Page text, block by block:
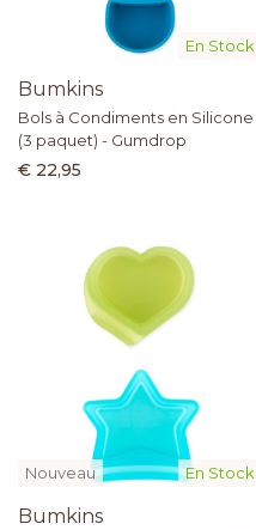
En Stock
Bumkins
Bols à Condiments en Silicone
(3 paquet) - Gumdrop
€ 22,95
En Stock
Nouveau
Bumkins